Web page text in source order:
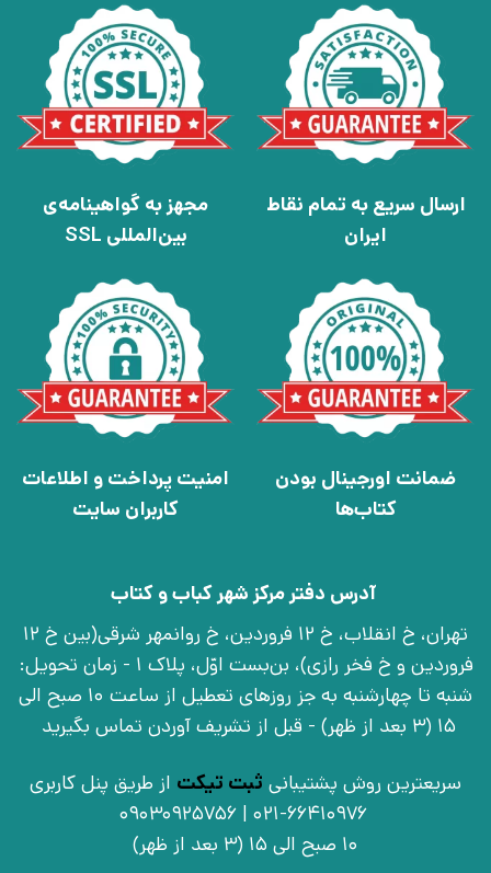
ارسال سریع به تمام نقاط
ایران
مجهز به گواهینامه‌ی
بین‌المللی SSL
ضمانت اورجینال بودن
کتاب‌ها
امنیت پرداخت و اطلاعات
کاربران سایت
آدرس دفتر مرکز شهر کباب و کتاب
تهران، خ انقلاب، خ 12 فروردین، خ روانمهر شرقی(بین خ 12
فروردین و خ فخر رازی)، بن‌بست اوّل، پلاک 1 - زمان تحویل:
شنبه تا چهارشنبه به جز روزهای تعطیل از ساعت 10 صبح الی
15 (3 بعد از ظهر) - قبل از تشریف آوردن تماس بگیرید
سریعترین روش پشتیبانی ثبت تیکت از طریق پنل کاربری
021-66410976 | 09030925756
10 صبح الی 15 (3 بعد از ظهر)